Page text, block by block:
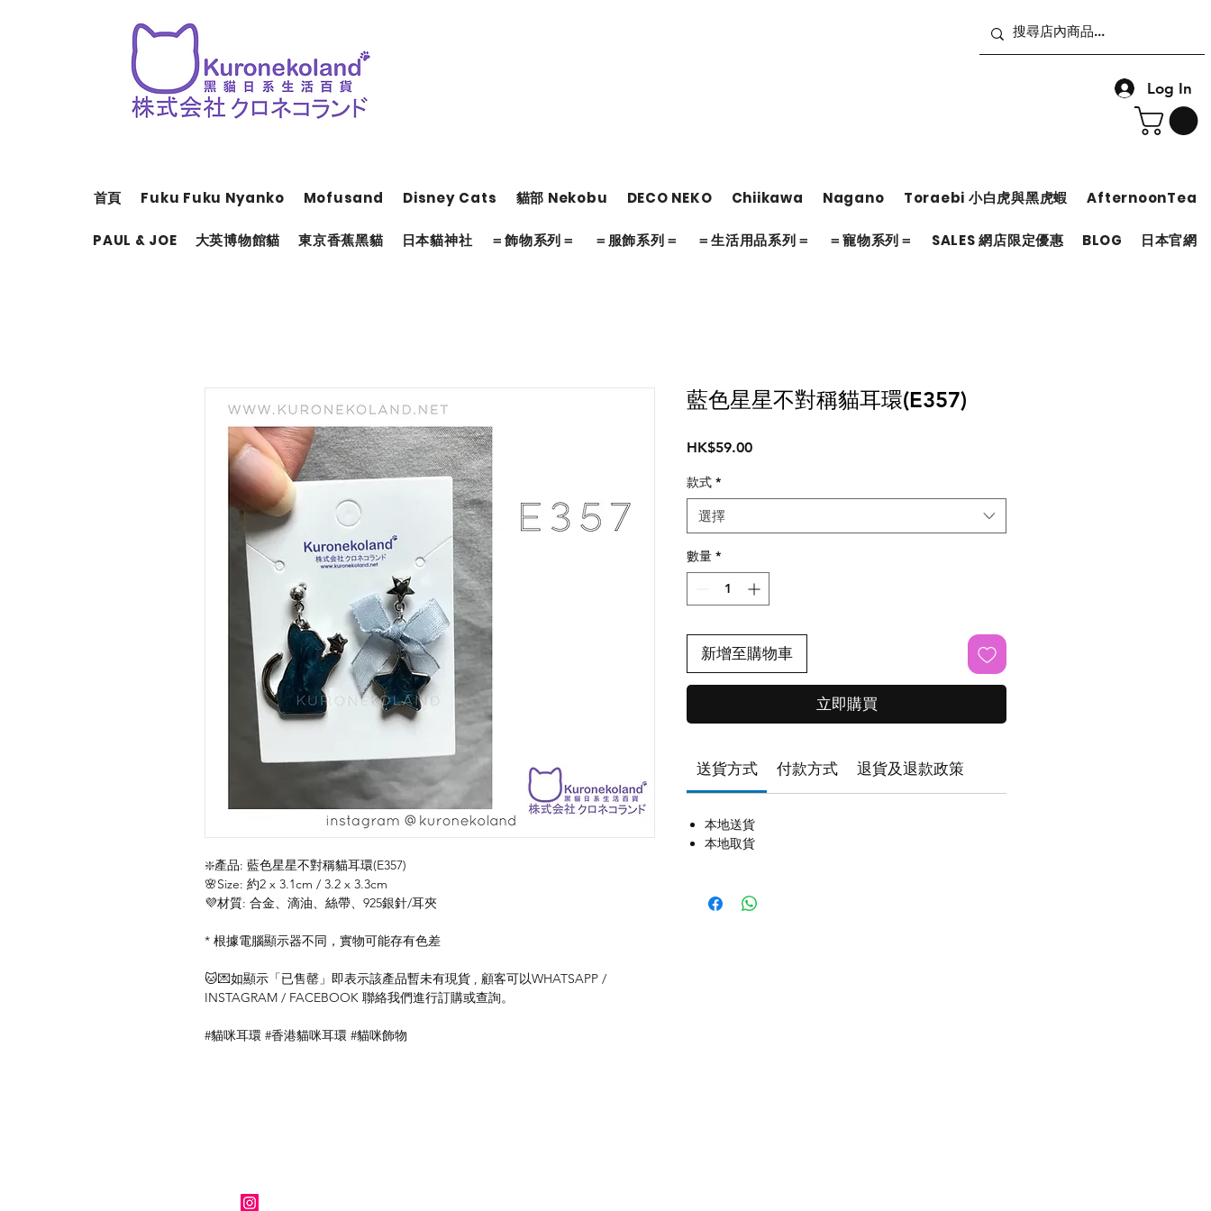
Log In
首頁 Fuku Fuku Nyanko Mofusand Disney Cats 貓部 Nekobu DECO NEKO Chiikawa Nagano Toraebi 小白虎與黑虎蝦 AfternoonTea
PAUL & JOE 大英博物館貓 東京香蕉黑貓 日本貓神社 ＝飾物系列＝ ＝服飾系列＝ ＝生活用品系列＝ ＝寵物系列＝ SALES 網店限定優惠 BLOG 日本官網
❇️產品: 藍色星星不對稱貓耳環(E357)
🌸Size: 約2 x 3.1cm / 3.2 x 3.3cm
💜材質: 合金、滴油、絲帶、925銀針/耳夾
* 根據電腦顯示器不同，實物可能存有色差
🐱💌如顯示「已售罄」即表示該產品暫未有現貨 , 顧客可以WHATSAPP /
INSTAGRAM / FACEBOOK 聯絡我們進行訂購或查詢。
#貓咪耳環 #香港貓咪耳環 #貓咪飾物
藍色星星不對稱貓耳環(E357)
HK$59.00價
款式 *
選擇
數量 *
新增至購物車
立即購買
送貨方式 付款方式 退貨及退款政策
本地送貨
本地取貨